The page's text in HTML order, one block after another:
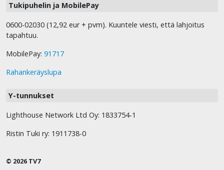
Tukipuhelin ja MobilePay
0600-02030 (12,92 eur + pvm). Kuuntele viesti, että lahjoitus
tapahtuu.
MobilePay: 91717
Rahankeräyslupa
Y-tunnukset
Lighthouse Network Ltd Oy: 1833754-1
Ristin Tuki ry: 1911738-0
© 2026 TV7